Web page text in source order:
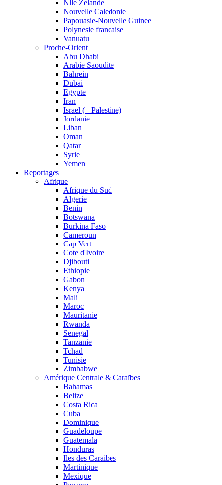
Nlle Zelande
Nouvelle Caledonie
Papouasie-Nouvelle Guinee
Polynesie francaise
Vanuatu
Proche-Orient
Abu Dhabi
Arabie Saoudite
Bahrein
Dubai
Egypte
Iran
Israel (+ Palestine)
Jordanie
Liban
Oman
Qatar
Syrie
Yemen
Reportages
Afrique
Afrique du Sud
Algerie
Benin
Botswana
Burkina Faso
Cameroun
Cap Vert
Cote d'Ivoire
Djibouti
Ethiopie
Gabon
Kenya
Mali
Maroc
Mauritanie
Rwanda
Senegal
Tanzanie
Tchad
Tunisie
Zimbabwe
Amérique Centrale & Caraïbes
Bahamas
Belize
Costa Rica
Cuba
Dominique
Guadeloupe
Guatemala
Honduras
Iles des Caraibes
Martinique
Mexique